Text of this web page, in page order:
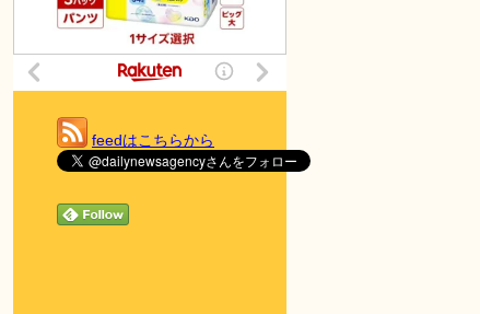
feedはこちらから